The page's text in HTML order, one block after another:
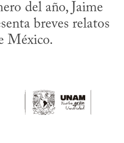
del año, Jaime
breves relatos
México.